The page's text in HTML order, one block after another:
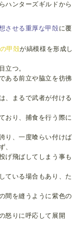
ハンターズギルドから
させる重厚な甲殻に覆
甲殻が縞模様を形成し
立つ。
ある前立や脇立を彷彿
、まるで武者が付ける
おり、捕食を行う際に
り、一度喰らい付けば
、
げ飛ばしてしまう事も
ている場合もあり、た
間を縫うように紫色の
怒りに呼応して展開